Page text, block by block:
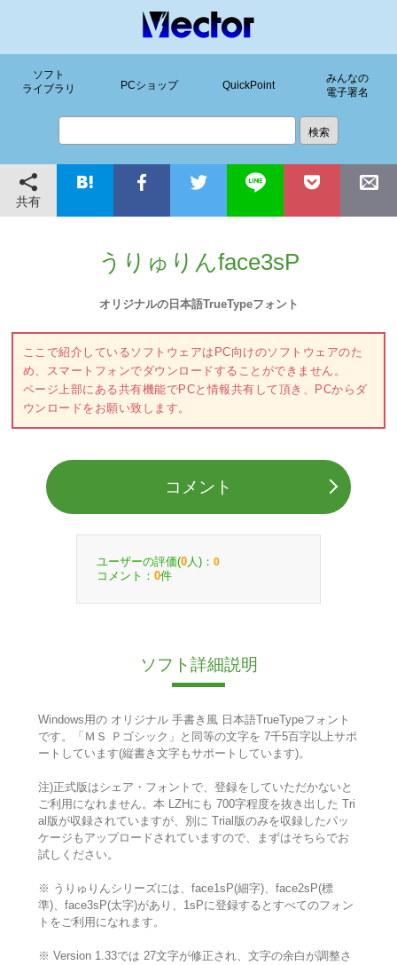
ソフト
ライブラリ
PCショップ QuickPoint
みんなの
電子署名
共有
うりゅりんface3sP
オリジナルの日本語TrueTypeフォント
ここで紹介しているソフトウェアはPC向けのソフトウェアのた
め、スマートフォンでダウンロードすることができません。
ページ上部にある共有機能でPCと情報共有して頂き、PCからダ
ウンロードをお願い致します。
コメント
ユーザーの評価(0 人)： 0
コメント： 0件
ソフト詳細説明
Windows用の オリジナル 手書き風 日本語TrueTypeフォント
です。「ＭＳ Ｐゴシック」と同等の文字を 7千5百字以上サポ
ートしています(縦書き文字もサポートしています)。
注)正式版はシェア・フォントで、登録をしていただかないと
ご利用になれません。本 LZHにも 700字程度を抜き出した Tri
al版が収録されていますが、別に Trial版のみを収録したパッ
ケージもアップロードされていますので、まずはそちらでお
試しください。
※ うりゅりんシリーズには、face1sP(細字)、face2sP(標
準)、face3sP(太字)があり、1sPに登録するとすべてのフォン
トをご利用になれます。
※ Version 1.33では 27文字が修正され、文字の余白が調整さ